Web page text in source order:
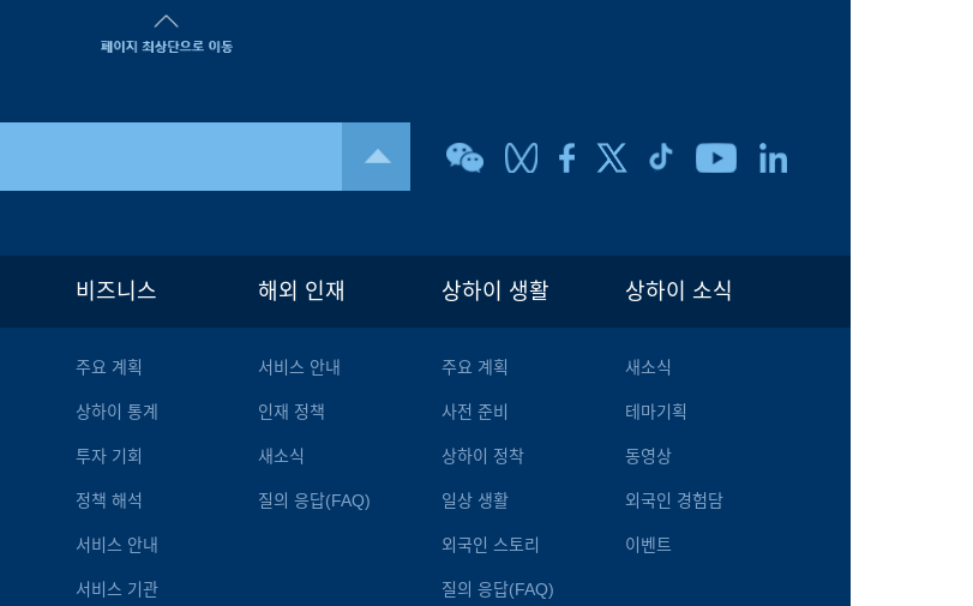
비즈니스
주요 계획
상하이 통계
투자 기회
정책 해석
서비스 안내
서비스 기관
해외 인재
서비스 안내
인재 정책
새소식
질의 응답(FAQ)
상하이 생활
주요 계획
사전 준비
상하이 정착
일상 생활
외국인 스토리
질의 응답(FAQ)
상하이 소식
새소식
테마기획
동영상
외국인 경험담
이벤트